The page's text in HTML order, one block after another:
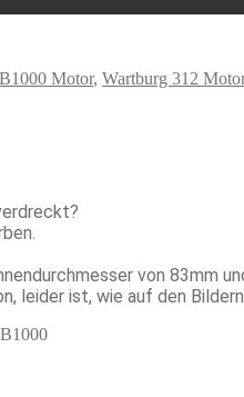
Motor, Wartburg 312 Motor
von 83mm
leider ist, wie auf den